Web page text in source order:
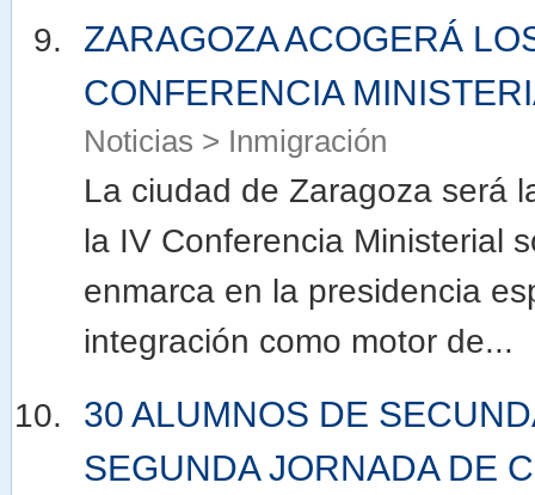
ZARAGOZA ACOGERÁ
CONFERENCIA
Noticias > Inmigración
La ciudad de Zaragoza será
la IV Conferencia Ministerial
enmarca en la presidencia
integración como motor de...
30 ALUMNOS DE
SEGUNDA JORNADA DE